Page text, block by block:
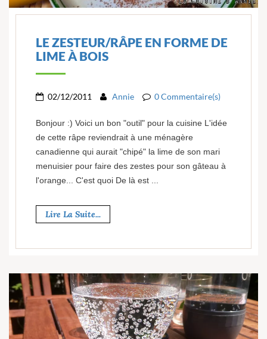
LE ZESTEUR/RÂPE EN FORME DE
LIME À BOIS
02/12/2011 Annie 0 Commentaire(s)
Bonjour :) Voici un bon "outil" pour la cuisine L'idée
de cette râpe reviendrait à une ménagère
canadienne qui aurait "chipé" la lime de son mari
menuisier pour faire des zestes pour son gâteau à
l'orange... C'est quoi De là est ...
Lire La Suite...